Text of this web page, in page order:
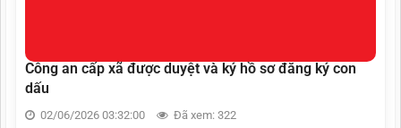
Công an cấp xã được duyệt và ký hồ sơ đăng ký con
dấu
02/06/2026 03:32:00 Đã xem: 322